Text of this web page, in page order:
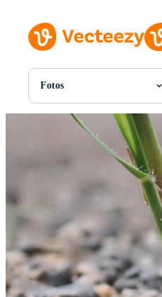
Fotos
Todas Imágenes
Fotos
Gráficos en Movimiento
Imágenes Editoriales
Eventos Editoriales